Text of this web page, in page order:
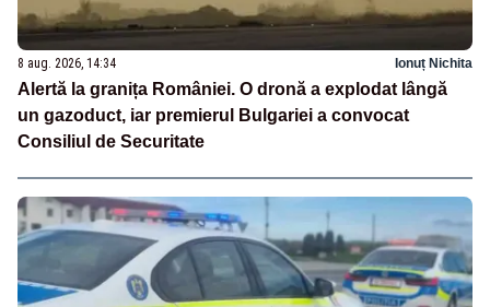
8 aug. 2026, 14:34 Ionuț Nichita
Alertă la granița României. O dronă a explodat lângă
un gazoduct, iar premierul Bulgariei a convocat
Consiliul de Securitate